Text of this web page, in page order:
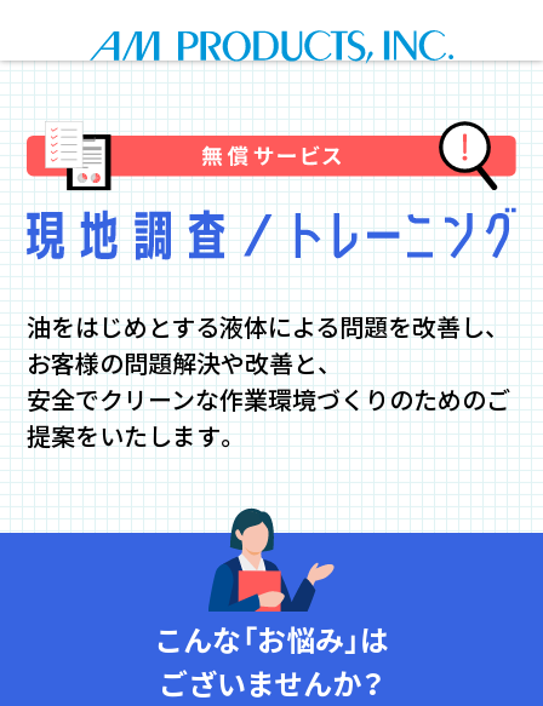
油をはじめとする液体による問題を改善し、
お客様の問題解決や改善と、
安全でクリーンな作業環境づくりのためのご
提案をいたします。
こんな「お悩み」は
ございませんか？